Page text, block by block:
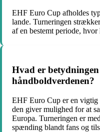
EHF Euro Cup afholdes
lande. Turneringen
af en bestemt periode,
Hvad er
håndboldverdenen?
EHF Euro Cup er en vigtig
den giver mulighed for at
Europa. Turneringen er
spænding blandt fans og